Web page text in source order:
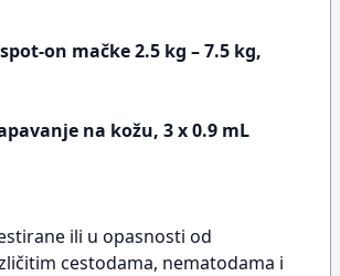
on mačke 2.5 kg – 7.5 kg,
na kožu, 3 x 0.9 mL
ili u opasnosti od
cestodama, nematodama i